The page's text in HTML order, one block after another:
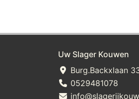
Uw Slager Kouwen
Burg.Backxlaan
0529481078